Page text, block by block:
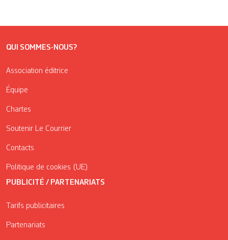
QUI SOMMES-NOUS?
Association éditrice
Équipe
Chartes
Soutenir Le Courrier
Contacts
Politique de cookies (UE)
PUBLICITÉ / PARTENARIATS
Tarifs publicitaires
Partenariats